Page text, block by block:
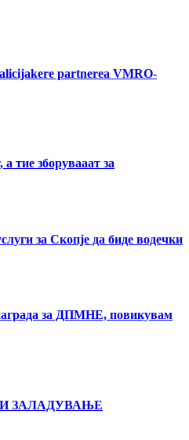
partnerea VMRO-
тие зборувааат за
за Скопје да биде водечки
за ДПМНЕ, повикувам
ЗАЛАДУВАЊЕ